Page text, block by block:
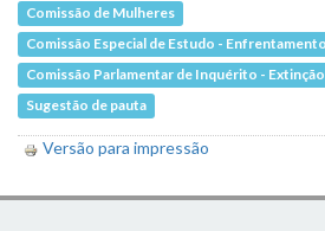
Comissão de Mulheres
Comissão Especial de Estudo -
Comissão Parlamentar de Inquérito -
Sugestão de pauta
Versão para impressão